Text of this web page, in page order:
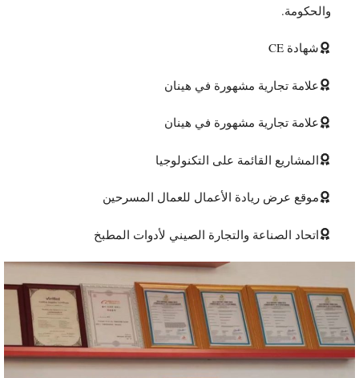
والحكومة.
شهادة CE
علامة تجارية مشهورة في هينان
علامة تجارية مشهورة في هينان
المشاريع القائمة على التكنولوجيا
موقع عرض ريادة الأعمال للعمال المسرحين
اتحاد الصناعة والتجارة الصيني لأدوات المطبخ